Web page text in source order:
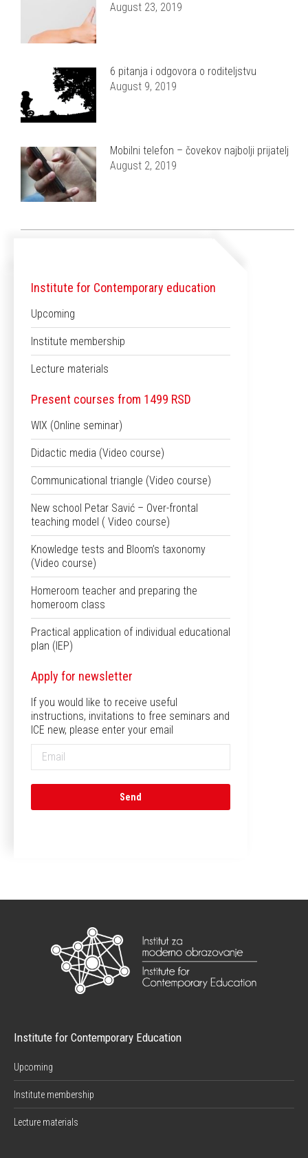
August 23, 2019
6 pitanja i odgovora o roditeljstvu
August 9, 2019
Mobilni telefon – čovekov najbolji prijatelj
August 2, 2019
Institute for Contemporary education
Upcoming
Institute membership
Lecture materials
Present courses from 1499 RSD
WIX (Online seminar)
Didactic media (Video course)
Communicational triangle (Video course)
New school Petar Savić – Over-frontal
teaching model ( Video course)
Knowledge tests and Bloom’s taxonomy
(Video course)
Homeroom teacher and preparing the
homeroom class
Practical application of individual educational
plan (IEP)
Apply for newsletter
If you would like to receive useful
instructions, invitations to free seminars and
ICE new, please enter your email
Institute for Contemporary Education
Upcoming
Institute membership
Lecture materials